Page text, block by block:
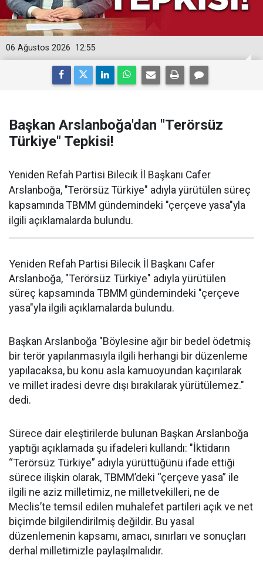
12:55
06 Ağustos 2026
Başkan Arslanboğa'dan "Terörsüz
Türkiye" Tepkisi!
Yeniden Refah Partisi Bilecik İl Başkanı Cafer
Arslanboğa, "Terörsüz Türkiye" adıyla yürütülen süreç
kapsamında TBMM gündemindeki "çerçeve yasa"yla
ilgili açıklamalarda bulundu.
Yeniden Refah Partisi Bilecik İl Başkanı Cafer
Arslanboğa, "Terörsüz Türkiye" adıyla yürütülen
süreç kapsamında TBMM gündemindeki "çerçeve
yasa"yla ilgili açıklamalarda bulundu.
Başkan Arslanboğa "Böylesine ağır bir bedel ödetmiş
bir terör yapılanmasıyla ilgili herhangi bir düzenleme
yapılacaksa, bu konu asla kamuoyundan kaçırılarak
ve millet iradesi devre dışı bırakılarak yürütülemez."
dedi.
Sürece dair eleştirilerde bulunan Başkan Arslanboğa
yaptığı açıklamada şu ifadeleri kullandı: "İktidarın
“Terörsüz Türkiye” adıyla yürüttüğünü ifade ettiği
sürece ilişkin olarak, TBMM’deki “çerçeve yasa” ile
ilgili ne aziz milletimiz, ne milletvekilleri, ne de
Meclis’te temsil edilen muhalefet partileri açık ve net
biçimde bilgilendirilmiş değildir. Bu yasal
düzenlemenin kapsamı, amacı, sınırları ve sonuçları
derhal milletimizle paylaşılmalıdır.